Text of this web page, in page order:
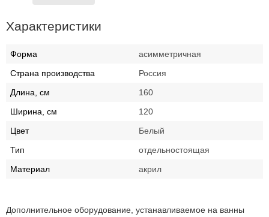
Характеристики
Форма
асимметричная
Страна производства
Россия
Длина, см
160
Ширина, см
120
Цвет
Белый
Тип
отдельностоящая
Материал
акрил
Дополнительное оборудование, устанавливаемое на ванны